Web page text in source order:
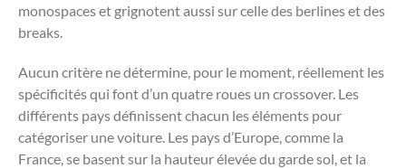
monospaces et grignotent aussi sur celle des berlines et des
breaks.
Aucun critère ne détermine, pour le moment, réellement les
spécificités qui font d’un quatre roues un crossover. Les
différents pays définissent chacun les éléments pour
catégoriser une voiture. Les pays d’Europe, comme la
France, se basent sur la hauteur élevée du garde sol, et la